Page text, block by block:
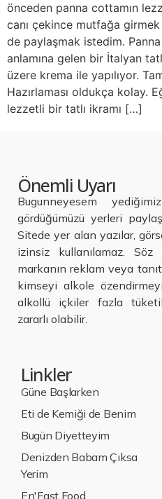
önceden panna cottamın
canı çekince mutfağa
de paylaşmak istedim.
anlamına gelen bir İtalyan
üzere krema ile yapılıyor.
Hazırlaması oldukça kolay.
lezzetli bir tatlı ikramı […]
Önemli Uyarı
Bugunneyesem
gördüğümüzü yerleri
Sitede yer alan yazılar,
izinsiz kullanılamaz.
markanın reklam veya
kimseyi alkole
alkollü içkiler fazla
zararlı olabilir.
Linkler
Güne Başlarken
Eti de Kemiği de Benim
Bugün Diyetteyim
Denizden Babam Çıksa
Yerim
En'Fast Food